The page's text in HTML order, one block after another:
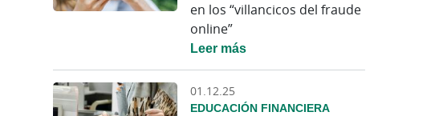
en los “villancicos del fraude
online”
Leer más
01.12.25
EDUCACIÓN FINANCIERA